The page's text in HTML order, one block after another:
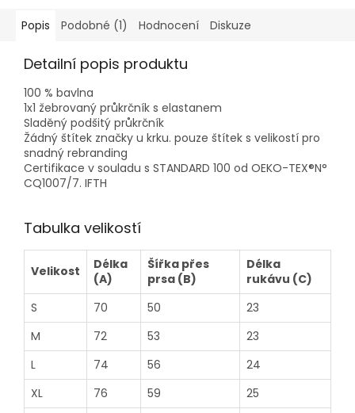
Popis Podobné (1) Hodnocení Diskuze
Detailní popis produktu
100 % bavlna
1x1 žebrovaný průkrčník s elastanem
Sladěný podšitý průkrčník
Žádný štítek značky u krku. pouze štítek s velikostí pro
snadný rebranding
Certifikace v souladu s STANDARD 100 od OEKO-TEX®N°
CQ1007/7. IFTH
Tabulka velikostí
Velikost
Délka
(A)
Šířka přes
prsa (B)
Délka
rukávu (C)
S
70 50
23
M
72 53
23
L
74 56
24
XL
76 59
25